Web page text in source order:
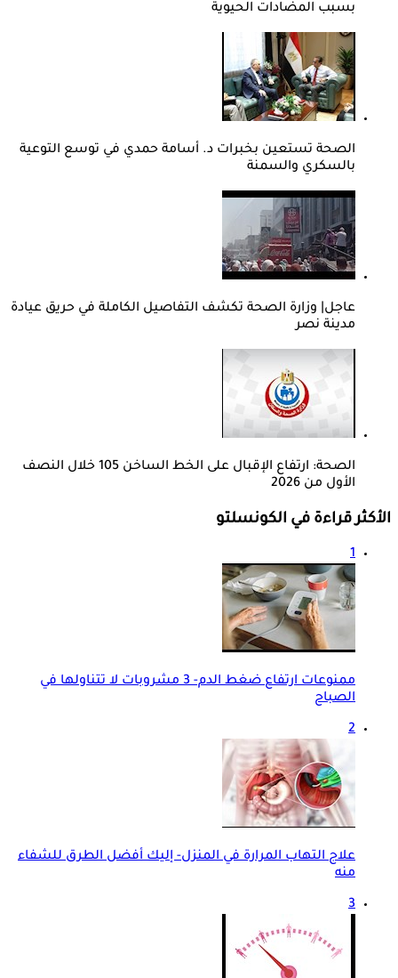
بسبب المضادات الحيوية
الصحة تستعين بخبرات د. أسامة حمدي في توسع التوعية
بالسكري والسمنة
عاجل| وزارة الصحة تكشف التفاصيل الكاملة في حريق عيادة
مدينة نصر
الصحة: ارتفاع الإقبال على الخط الساخن 105 خلال النصف
الأول من 2026
الأكثر قراءة في الكونسلتو
1
ممنوعات ارتفاع ضغط الدم- 3 مشروبات لا تتناولها في
الصباح
2
علاج التهاب المرارة في المنزل- إليك أفضل الطرق للشفاء
منه
3